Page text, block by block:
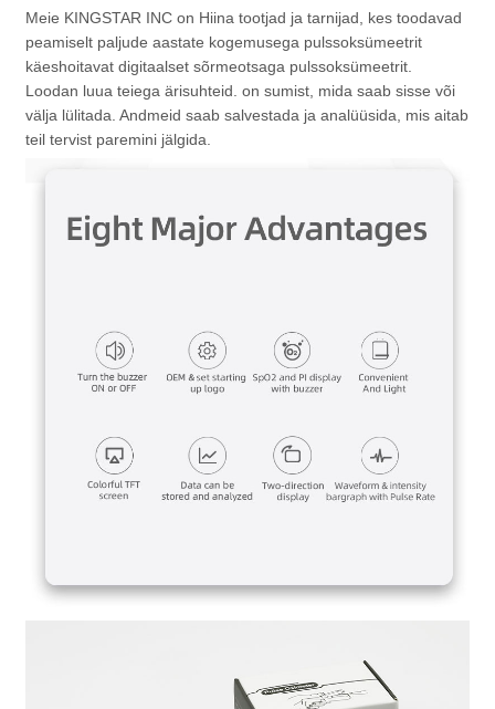
Meie KINGSTAR INC on Hiina tootjad ja tarnijad, kes toodavad
peamiselt paljude aastate kogemusega pulssoksümeetrit
käeshoitavat digitaalset sõrmeotsaga pulssoksümeetrit.
Loodan luua teiega ärisuhteid. on sumist, mida saab sisse või
välja lülitada. Andmeid saab salvestada ja analüüsida, mis aitab
teil tervist paremini jälgida.